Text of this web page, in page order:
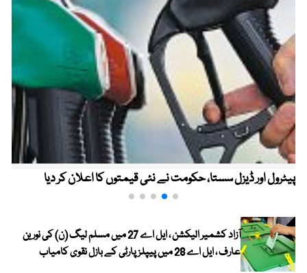
پیٹرول اور ڈیزل سستا، حکومت نے نئی قیمتوں کا اعلان کر دیا
آزاد کشمیر الیکشن ، ایل اے 27 میں مسلم لیگ (ن) کی نورین
عارف ، ایل اے 28 میں پیپلز پارٹی کے بازل نقوی کامیاب